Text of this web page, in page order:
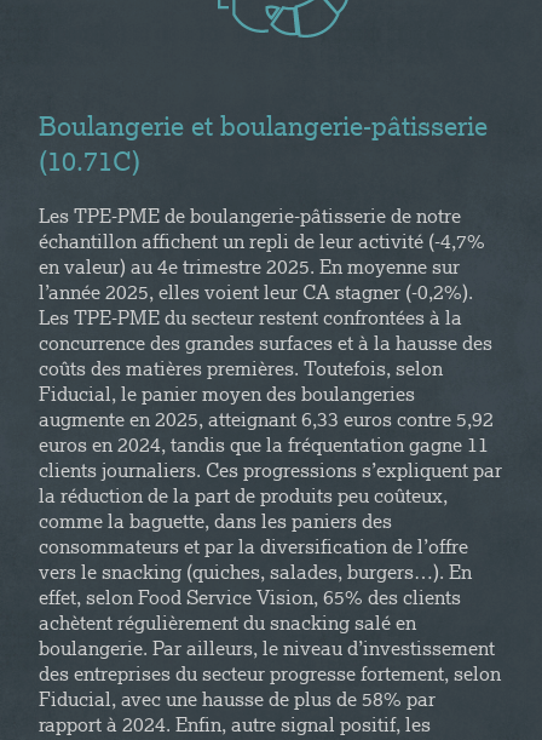
Boulangerie et boulangerie-pâtisserie
(10.71C)​
Les TPE-PME de boulangerie-pâtisserie de notre
échantillon affichent un repli de leur activité (-4,7%
en valeur) au 4e trimestre 2025. En moyenne sur
l’année 2025, elles voient leur CA stagner (-0,2%).
Les TPE-PME du secteur restent confrontées à la
concurrence des grandes surfaces et à la hausse des
coûts des matières premières. Toutefois, selon
Fiducial, le panier moyen des boulangeries
augmente en 2025, atteignant 6,33 euros contre 5,92
euros en 2024, tandis que la fréquentation gagne 11
clients journaliers. Ces progressions s’expliquent par
la réduction de la part de produits peu coûteux,
comme la baguette, dans les paniers des
consommateurs et par la diversification de l’offre
vers le snacking (quiches, salades, burgers…). En
effet, selon Food Service Vision, 65% des clients
achètent régulièrement du snacking salé en
boulangerie. Par ailleurs, le niveau d’investissement
des entreprises du secteur progresse fortement, selon
Fiducial, avec une hausse de plus de 58% par
rapport à 2024. Enfin, autre signal positif, les